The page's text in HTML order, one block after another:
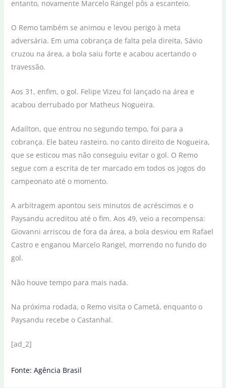
entanto, novamente Marcelo Rangel pôs a escanteio.
O Remo também se animou e levou perigo à meta
adversária. Em uma cobrança de falta pela direita, Sávio
cruzou na área, a bola saiu forte e acabou acertando o
travessão.
Aos 31, enfim, o gol. Felipe Vizeu foi lançado na área e
acabou derrubado por Matheus Nogueira.
Adailton, que entrou no segundo tempo, foi para a
cobrança. Ele bateu rasteiro, no canto direito de Nogueira,
que se esticou mas não conseguiu evitar o gol. O Remo
segue com a escrita de ter marcado em todos os jogos do
campeonato até o momento.
A arbitragem apontou seis minutos de acréscimos e o
Paysandu acreditou até o fim. Aos 49, veio a recompensa:
Giovanni arriscou de fora da área, a bola desviou em Rafael
Castro e enganou Marcelo Rangel, morrendo no fundo do
gol.
Não houve tempo para mais nada.
Na próxima rodada, o Remo visita o Cametá, enquanto o
Paysandu recebe o Castanhal.
[ad_2]
Fonte: Agência Brasil